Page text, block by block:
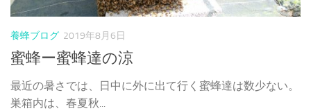
養蜂ブログ 2019年8月6日
蜜蜂ー蜜蜂達の涼
最近の暑さでは、日中に外に出て行く蜜蜂達は数少ない。
巣箱内は、春夏秋...